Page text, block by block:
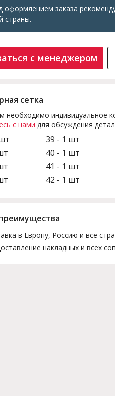
оформлением заказа
страны.
с менеджером
сетка
необходимо индивидуальное
с нами для обсуждения
39 - 1 шт
40 - 1 шт
41 - 1 шт
42 - 1 шт
в Европу, Россию и все
накладных и всех